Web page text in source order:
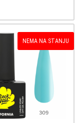
NEMA NA STANJU